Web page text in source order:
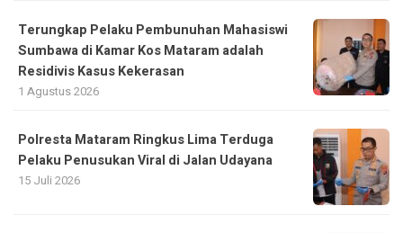
Terungkap Pelaku Pembunuhan Mahasiswi
Sumbawa di Kamar Kos Mataram adalah
Residivis Kasus Kekerasan
1 Agustus 2026
Polresta Mataram Ringkus Lima Terduga
Pelaku Penusukan Viral di Jalan Udayana
15 Juli 2026